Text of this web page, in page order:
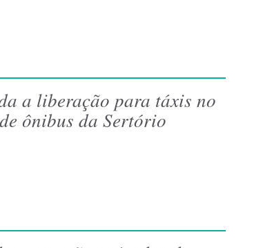
a liberação para táxis no
ônibus da Sertório